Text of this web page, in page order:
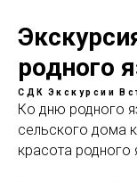
родного
СДК Экскурсии
Ко дню родного
сельского дома
красота родного